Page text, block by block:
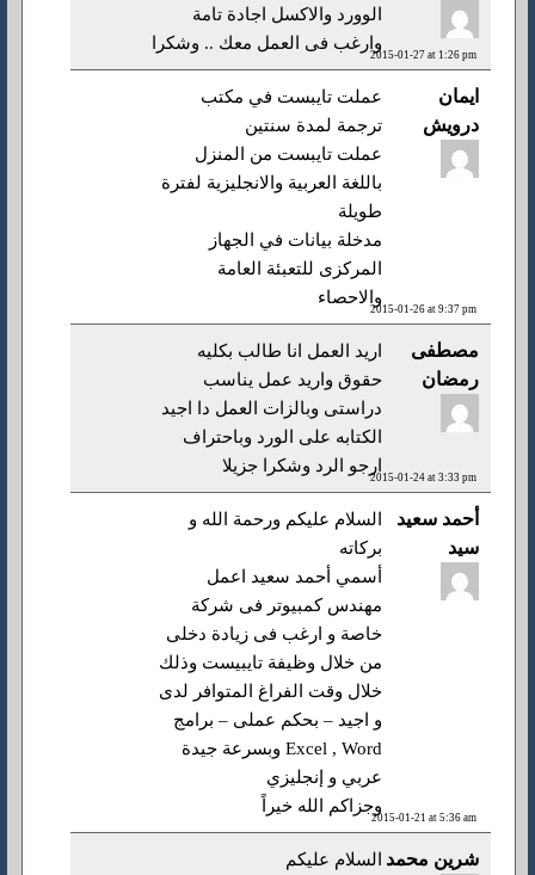
2015-01-27 at 1:26 pm
الوورد والاكسل اجادة تامة
وارغب فى العمل معك .. وشكرا
ايمان
درويش
2015-01-26 at 9:37 pm
عملت تايبست في مكتب
ترجمة لمدة سنتين
عملت تايبست من المنزل
باللغة العربية والانجليزية لفترة
طويلة
مدخلة بيانات في الجهاز
المركزى للتعبئة العامة
والاحصاء
مصطفى
رمضان
2015-01-24 at 3:33 pm
اريد العمل انا طالب بكليه
حقوق واريد عمل يناسب
دراستى وبالزات العمل دا اجيد
الكتابه على الورد وباحتراف
ارجو الرد وشكرا جزيلا
أحمد سعيد
سيد
2015-01-21 at 5:36 am
السلام عليكم ورحمة الله و
بركاته
أسمي أحمد سعيد اعمل
مهندس كمبيوتر فى شركة
خاصة و ارغب فى زيادة دخلى
من خلال وظيفة تايبيست وذلك
خلال وقت الفراغ المتوافر لدى
و اجيد – بحكم عملى – برامج
Excel , Word وبسرعة جيدة
عربي و إنجليزي
وجزاكم الله خيراً
شرين محمد السلام عليكم